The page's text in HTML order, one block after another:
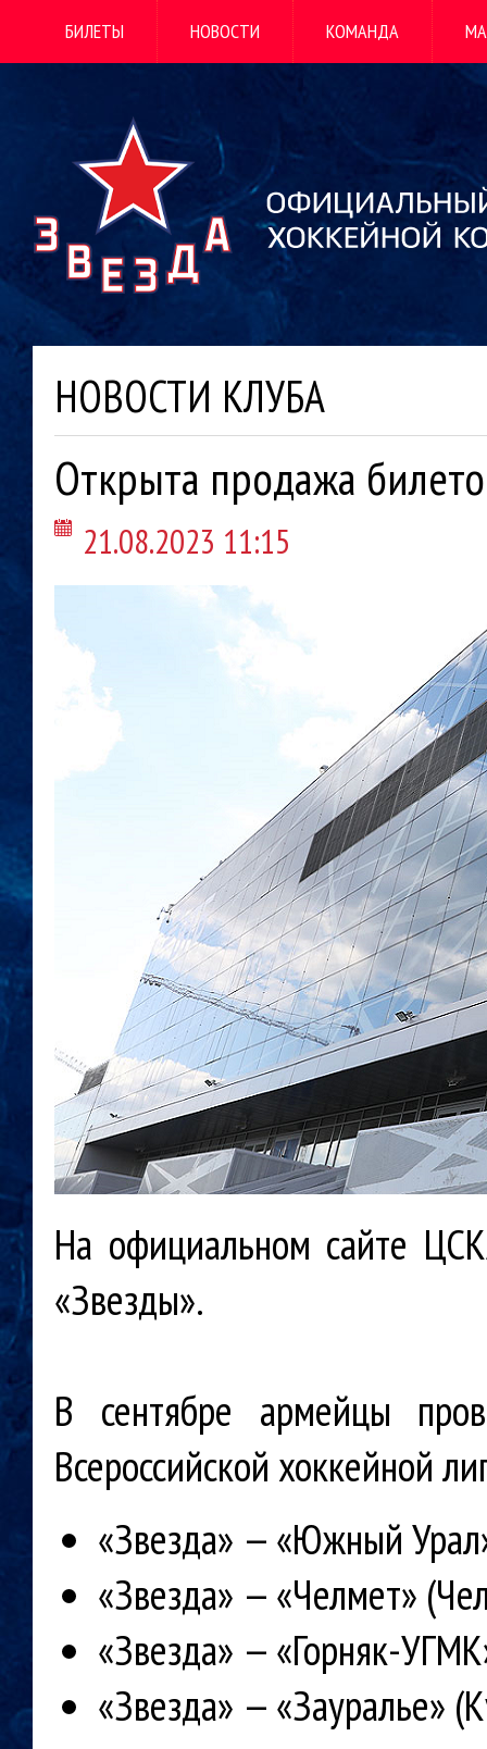
БИЛЕТЫ НОВОСТИ КОМАНДА
НОВОСТИ КЛУБА
Открыта продажа
21.08.2023 11:15
На официальном сайте
«Звезды».
В сентябре армейцы
Всероссийской хоккейной
«Звезда» — «Южный
«Звезда» — «Челмет»
«Звезда» — «Горняк-
«Звезда» — «Зауралье»